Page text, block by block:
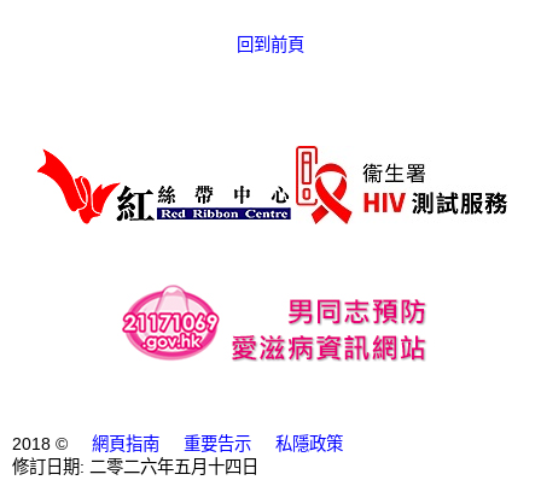
回到前頁
2018 © 網頁指南 重要告示
私隱政策
修訂日期: 二零二六年五月十四日